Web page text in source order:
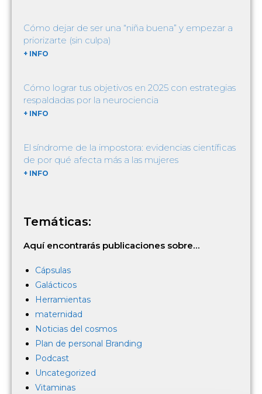
Cómo dejar de ser una “niña buena” y empezar a
priorizarte (sin culpa)
+ INFO
Cómo lograr tus objetivos en 2025 con estrategias
respaldadas por la neurociencia
+ INFO
El síndrome de la impostora: evidencias científicas
de por qué afecta más a las mujeres
+ INFO
Temáticas:
Aquí encontrarás publicaciones sobre…
Cápsulas
Galácticos
Herramientas
maternidad
Noticias del cosmos
Plan de personal Branding
Podcast
Uncategorized
Vitaminas